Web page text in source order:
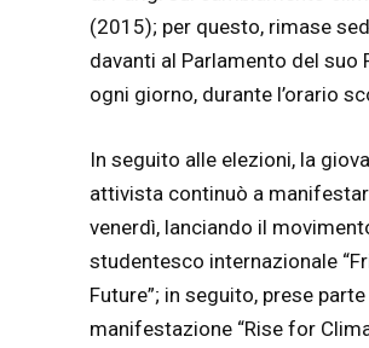
(2015); per questo, rimase
davanti al Parlamento del suo
ogni giorno, durante l’orario
In seguito alle elezioni, la
attivista continuò a
venerdì, lanciando il
studentesco internazionale
Future”; in seguito, prese parte
manifestazione “Rise for